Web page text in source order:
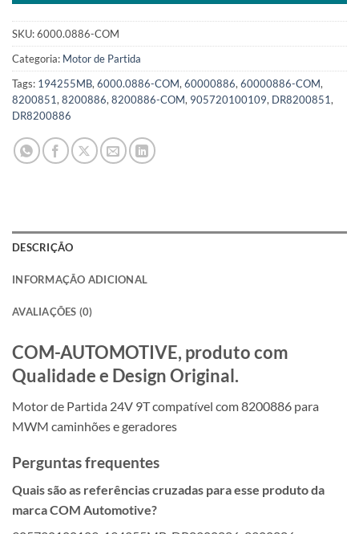
SKU:6000.0886-COM
Categoria: Motor de Partida
Tags: 194255MB, 6000.0886-COM, 60000886, 60000886-COM,
8200851, 8200886, 8200886-COM, 905720100109, DR8200851,
DR8200886
DESCRIÇÃO
INFORMAÇÃO ADICIONAL
AVALIAÇÕES (0)
COM-AUTOMOTIVE, produto com
Qualidade e Design Original.
Motor de Partida 24V 9T compatível com 8200886 para
MWM caminhões e geradores
Perguntas frequentes
Quais são as referências cruzadas para esse produto da
marca COM Automotive?